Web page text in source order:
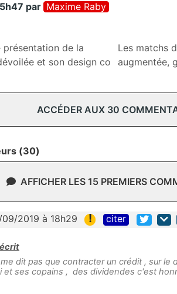
par Maxime Raby
présentation de la
et son design co
Les matchs
augmentée,
ACCÉDER AUX 30
(30)
AFFICHER LES 15 PREMIERS
2019 à 18h29 ! citer
dit pas que contracter un crédit , sur le
et ses copains , des dividendes c'est